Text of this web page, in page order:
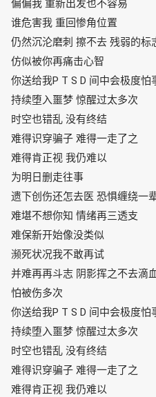
偏偏我 重新出发也不容易
谁危害我 重回惨角位置
仍然沉沦磨刺 擦不去 残弱的标
仿似被你再痛击心智
你送给我P T S D 间中会极度怕
持续堕入噩梦 惊醒过太多次
时空也错乱 没有终结
难得识穿骗子 难得一走了之
难得肯正视 我仍难以
为明日删走往事
遗下创伤还怎去医 恐惧缠绕一
难堪不想你知 情绪再三透支
难保新开始像没类似
濒死状况我不敢再试
并难再再斗志 阴影挥之不去滴
怕被伤多次
你送给我P T S D 间中会极度怕
持续堕入噩梦 惊醒过太多次
时空也错乱 没有终结
难得识穿骗子 难得一走了之
难得肯正视 我仍难以